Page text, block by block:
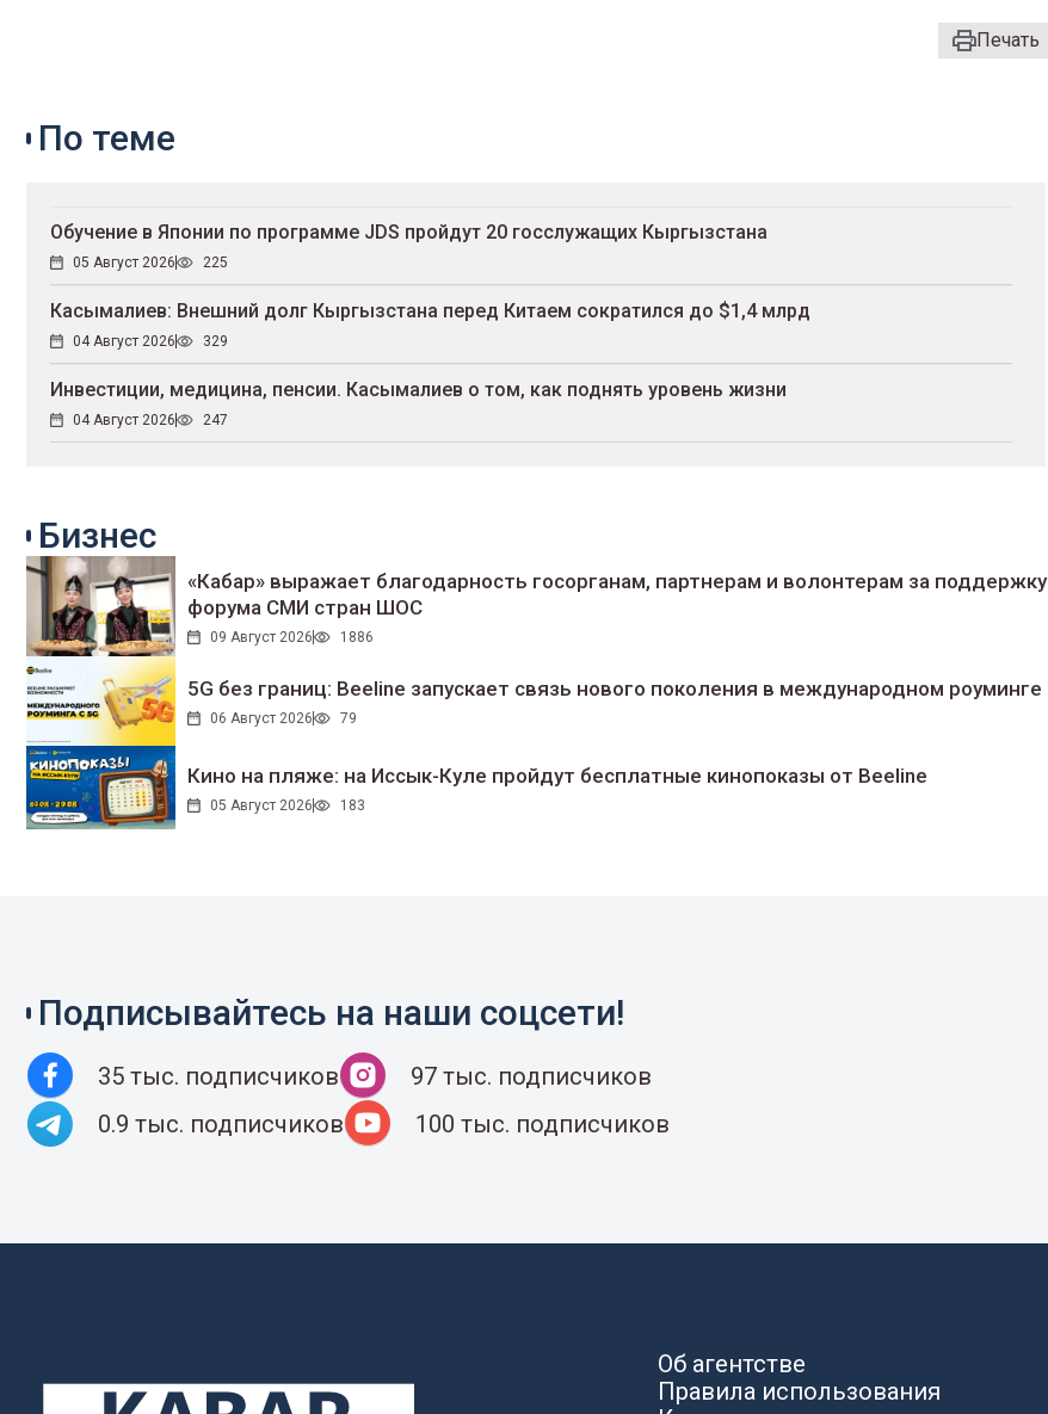
Печать
По теме
Обучение в Японии по программе JDS пройдут 20 госслужащих Кыргызстана
05 Август 2026 225
Касымалиев: Внешний долг Кыргызстана перед Китаем сократился до $1,4 млрд
04 Август 2026 329
Инвестиции, медицина, пенсии. Касымалиев о том, как поднять уровень жизни
04 Август 2026 247
Бизнес
«Кабар» выражает благодарность госорганам, партнерам и волонтерам за поддержку
форума СМИ стран ШОС
09 Август 2026 1886
5G без границ: Beeline запускает связь нового поколения в международном роуминге
06 Август 2026 79
Кино на пляже: на Иссык-Куле пройдут беcплатные кинопоказы от Beeline
05 Август 2026 183
Подписывайтесь на наши соцсети!
35 тыс. подписчиков
97 тыс. подписчиков
0.9 тыс. подписчиков
100 тыс. подписчиков
Об агентстве
Правила использования